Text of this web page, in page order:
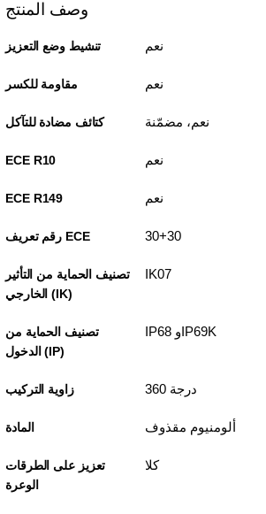
وصف المنتج
تنشيط وضع التعزيز نعم
مقاومة للكسر نعم
كتائف مضادة للتآكل نعم، مضمّنة
ECE R10 نعم
ECE R149 نعم
رقم تعريف ECE 30+30
تصنيف الحماية من التأثير
الخارجي (IK)
IK07
تصنيف الحماية من
الدخول (IP)
IP68 وIP69K
زاوية التركيب 360 درجة
المادة ألومنيوم مقذوف
تعزيز على الطرقات
الوعرة
كلا